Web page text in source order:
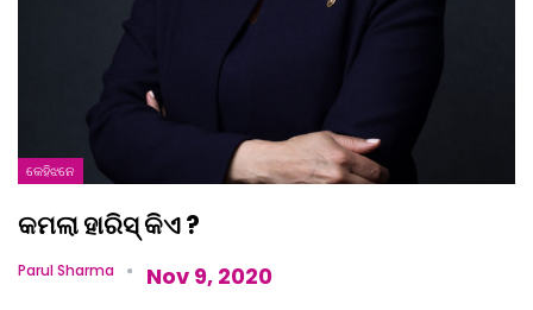
କେହିଝନେ
କମଲା ହାରିସ୍ କିଏ ?
Parul Sharma Nov 9, 2020